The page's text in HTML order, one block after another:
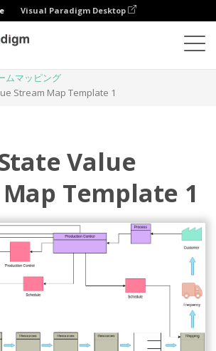
Visual Paradigm Desktop
ムマッピング
Stream Map Template 1
Value
Template 1